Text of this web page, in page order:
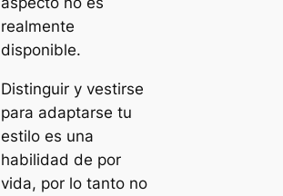
realmente
disponible.
Distinguir y vestirse
para adaptarse tu
estilo es una
habilidad de por
vida, por lo tanto no